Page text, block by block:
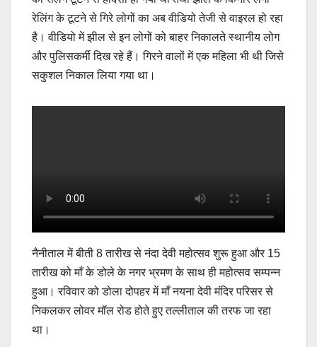
e
b
o
o
k
s
A
p
p
y
Li
n
e
रेलिंग के टूटने से गिरे लोगों का अब वीडियो तेजी से वाइरल हो रहा
है। वीडियो में झील से इन लोगों को बाहर निकालते स्थानीय लोग
और पुलिसकर्मी दिख रहे हैं। गिरने वालों में एक महिला भी थी जिसे
सकुशल निकाल लिया गया था।
नैनीताल में बीती 8 तारीख से नंदा देवी महोत्सव शुरू हुआ और 15
तारीख को माँ के डोले के नगर भ्रमण के साथ ही महोत्सव सम्पन्न
हुआ। रविवार को डोला दोपहर में माँ नयना देवी मंदिर परिसर से
निकलकर लोवर मॉल रोड होते हुए तल्लीताल की तरफ जा रहा
था।